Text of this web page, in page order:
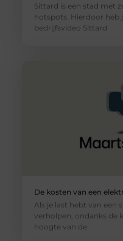
Sittard is een stad met
hotspots. Hierdoor heb
bedrijfsvideo Sittard
De kosten van een
Als je last hebt van
verholpen, ondanks de
hoogte van de